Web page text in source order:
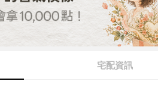
宅配資訊